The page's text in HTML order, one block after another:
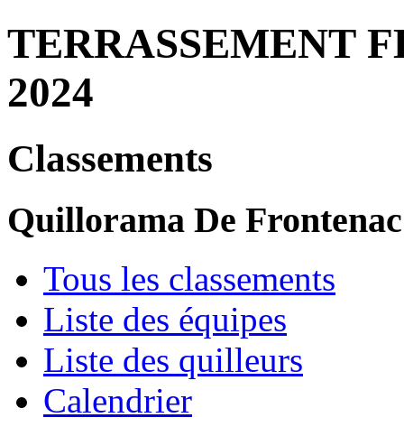
TERRASSEMENT
2024
Classements
Quillorama De Frontenac
Tous les classements
Liste des équipes
Liste des quilleurs
Calendrier